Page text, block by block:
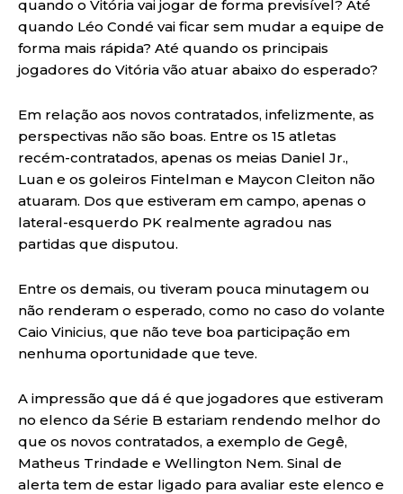
quando o Vitória vai jogar de forma previsível? Até
quando Léo Condé vai ficar sem mudar a equipe de
forma mais rápida? Até quando os principais
jogadores do Vitória vão atuar abaixo do esperado?
Em relação aos novos contratados, infelizmente, as
perspectivas não são boas. Entre os 15 atletas
recém-contratados, apenas os meias Daniel Jr.,
Luan e os goleiros Fintelman e Maycon Cleiton não
atuaram. Dos que estiveram em campo, apenas o
lateral-esquerdo PK realmente agradou nas
partidas que disputou.
Entre os demais, ou tiveram pouca minutagem ou
não renderam o esperado, como no caso do volante
Caio Vinicius, que não teve boa participação em
nenhuma oportunidade que teve.
A impressão que dá é que jogadores que estiveram
no elenco da Série B estariam rendendo melhor do
que os novos contratados, a exemplo de Gegê,
Matheus Trindade e Wellington Nem. Sinal de
alerta tem de estar ligado para avaliar este elenco e